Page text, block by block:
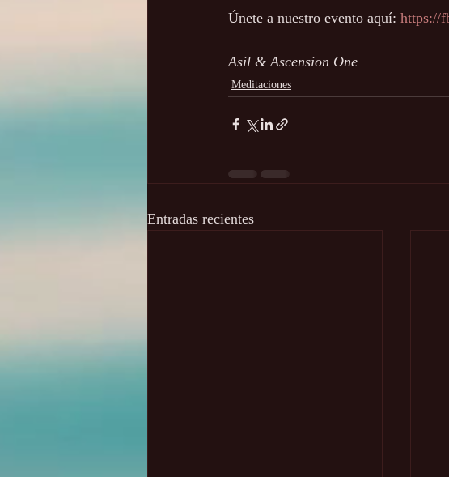
Únete a nuestro evento aquí: https://
Asil & Ascension One
Meditaciones
Entradas recientes